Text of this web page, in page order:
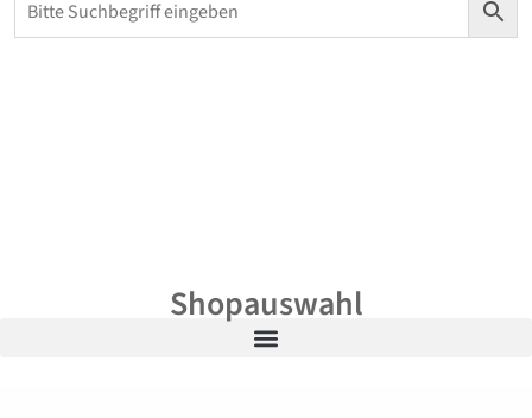
Shopauswahl